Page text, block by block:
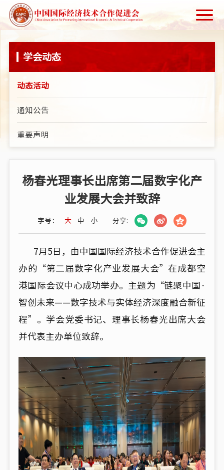
学会动态
动态活动
通知公告
重要声明
杨春光理事长出席第二届数字化产
业发展大会并致辞
字号： 大 中 小 分享:
7月5日，由中国国际经济技术合作促进会主
办的“第二届数字化产业发展大会”在成都空
港国际会议中心成功举办。主题为“链聚中国·
智创未来——数字技术与实体经济深度融合新征
程”。学会党委书记、理事长杨春光出席大会
并代表主办单位致辞。